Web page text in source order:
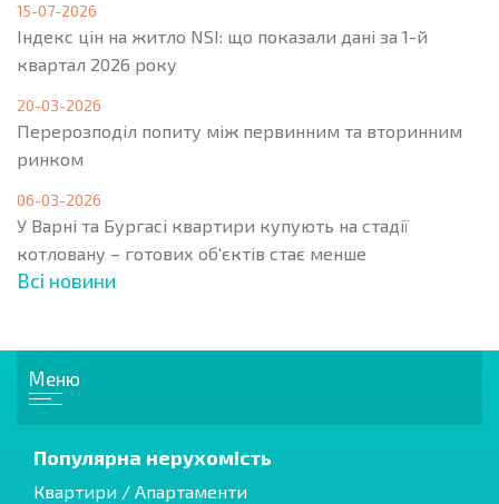
15-07-2026
Індекс цін на житло NSI: що показали дані за 1-й
квартал 2026 року
20-03-2026
Перерозподіл попиту між первинним та вторинним
ринком
06-03-2026
У Варні та Бургасі квартири купують на стадії
котловану – готових об'єктів стає менше
Всі новини
Меню
Популярна нерухомість
Квартири / Апартаменти